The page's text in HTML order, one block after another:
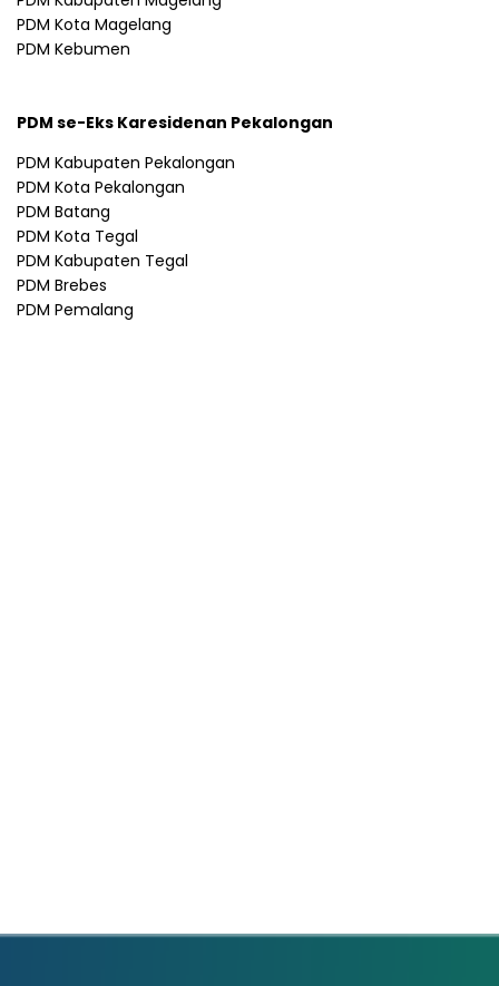
PDM Kota Magelang
PDM Kebumen
PDM se-Eks Karesidenan Pekalongan
PDM Kabupaten Pekalongan
PDM Kota Pekalongan
PDM Batang
PDM Kota Tegal
PDM Kabupaten Tegal
PDM Brebes
PDM Pemalang